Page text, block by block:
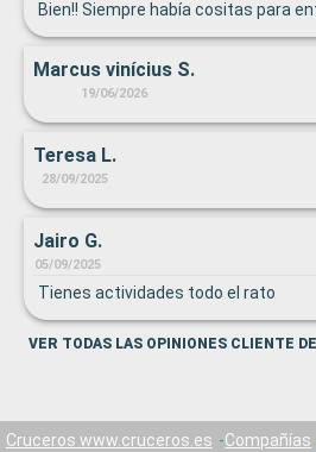
Bien!! Siempre había cositas para
Marcus vinícius S.
19/06/2026
Teresa L.
28/09/2025
Jairo G.
05/09/2025
Tienes actividades todo el rato
VER TODAS LAS OPINIONES CLIENTE
Cruceros www.cruceros.es Compañías